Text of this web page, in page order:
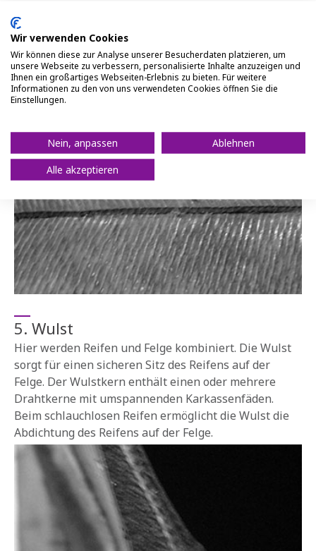
4. Gürtel
Der Gürtel ist eine mächtige Verstärkungsschicht
zwischen Lauffläche und Karkasse und spielt beim
Radialreifen die gleiche Rolle wie eine Bremse. Der
Gürtel sorgt für eine gute Lenkreaktion sowie
Stabilität und erhöht die Flexibilität der Lauffläche,
5. Wulst
Hier werden Reifen und Felge kombiniert. Die Wulst
sorgt für einen sicheren Sitz des Reifens auf der
Felge. Der Wulstkern enthält einen oder mehrere
Drahtkerne mit umspannenden Karkassenfäden.
Beim schlauchlosen Reifen ermöglicht die Wulst die
Abdichtung des Reifens auf der Felge.
Wir verwenden Cookies
Wir können diese zur Analyse unserer Besucherdaten platzieren, um
unsere Webseite zu verbessern, personalisierte Inhalte anzuzeigen und
Ihnen ein großartiges Webseiten-Erlebnis zu bieten. Für weitere
Informationen zu den von uns verwendeten Cookies öffnen Sie die
Einstellungen.
Nein, anpassen
Ablehnen
Alle akzeptieren